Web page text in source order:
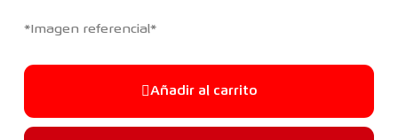
*Imagen referencial*
Añadir al carrito